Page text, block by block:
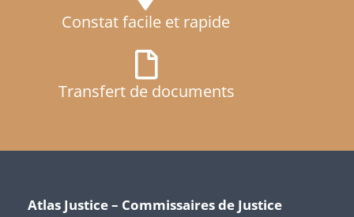
Constat facile et rapide
Transfert de documents
Atlas Justice – Commissaires de Justice